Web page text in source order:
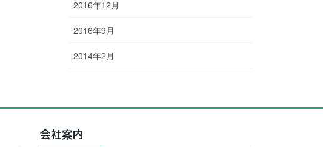
2016年12月
2016年9月
2014年2月
会社案内